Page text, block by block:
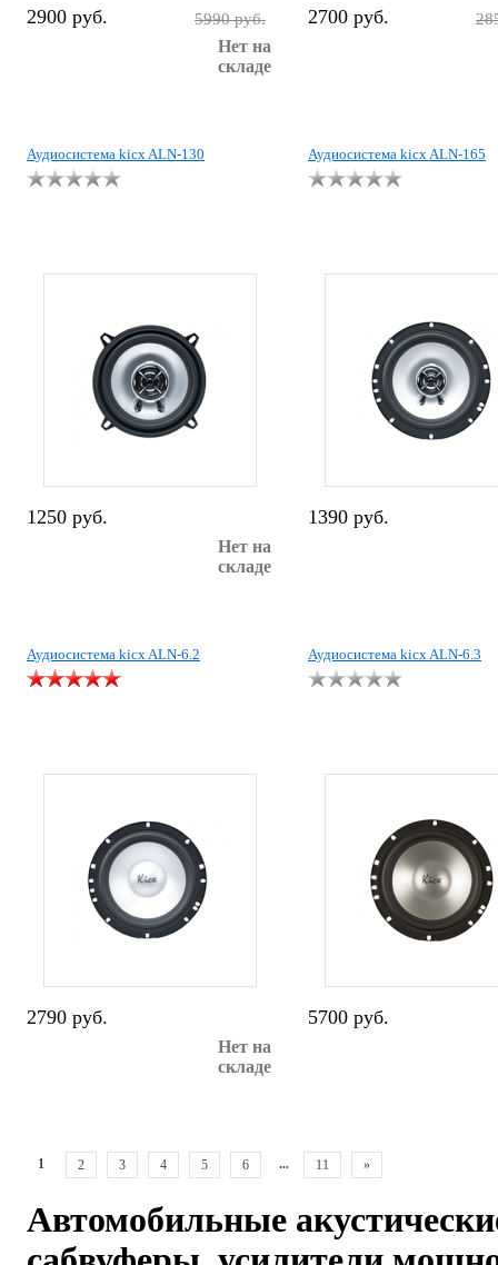
2900 руб. 5990 руб.
Нет на
складе
2700 руб.
Аудиосистема kicx ALN-130
1250 руб.
Нет на
складе
Аудиосистема kicx ALN-165
1390 руб.
Аудиосистема kicx ALN-6.2
2790 руб.
Нет на
складе
Аудиосистема kicx ALN-6.3
5700 руб.
1 2 3 4 5 6 ... 11 »
Автомобильные